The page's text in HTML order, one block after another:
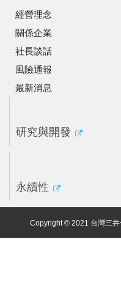
經營理念
關係企業
社長談話
風險通報
最新消息
研究與開發
永續性
Copyright © 2021 台灣三